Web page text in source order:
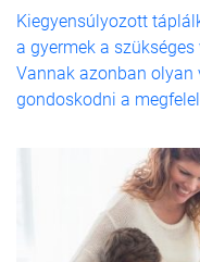
Kiegyensúlyozott
a gyermek a
Vannak azonban olyan
gondoskodni a